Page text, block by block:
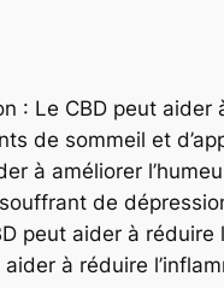
: Le CBD peut
de sommeil et
à améliorer
de
peut aider à
à réduire